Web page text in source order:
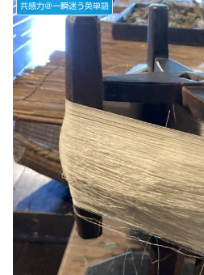
共感力＠一瞬迷う英単語